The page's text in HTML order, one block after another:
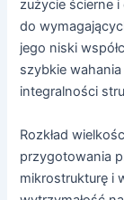
zużycie ścierne
do
jego niski
szybkie
integralności
Rozkład
przygotowania
mikrostrukturę i